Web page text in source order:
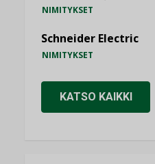
NIMITYKSET
Schneider Electric
NIMITYKSET
KATSO KAIKKI